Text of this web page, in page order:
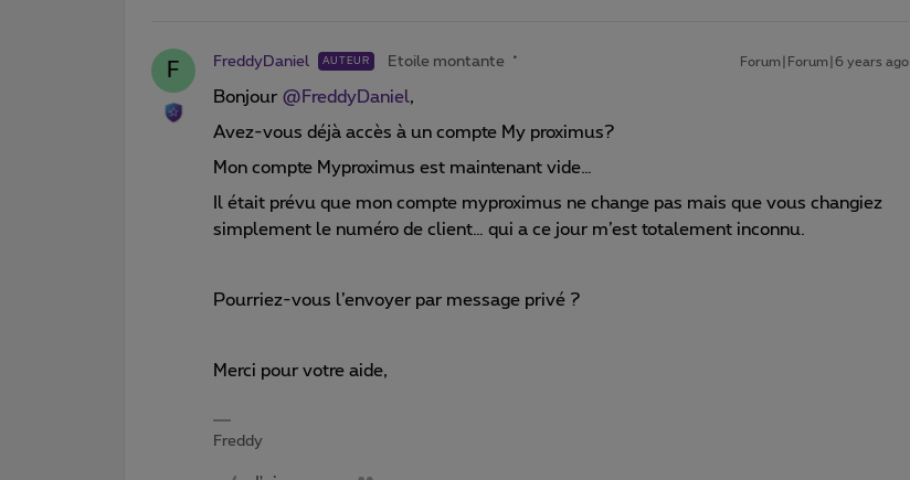
F FreddyDaniel AUTEUR Etoile montante Forum|Forum|6 years ago
Bonjour @FreddyDaniel,
Avez-vous déjà accès à un compte My proximus?
Mon compte Myproximus est maintenant vide…
Il était prévu que mon compte myproximus ne change pas mais que vous changiez
simplement le numéro de client… qui a ce jour m’est totalement inconnu.
Pourriez-vous l’envoyer par message privé ?
Merci pour votre aide,
Freddy